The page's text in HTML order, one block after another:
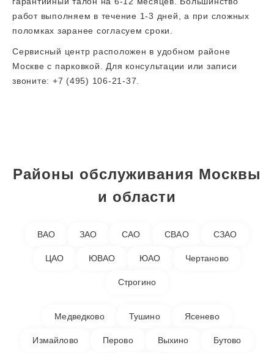
работ выполняем в течение 1-3 дней, а при сложных
поломках заранее согласуем сроки.
Сервисный центр расположен в удобном районе
Москве с парковкой. Для консультации или записи
звоните: +7 (495) 106-21-37.
Районы обслуживания Москвы
и области
ВАО ЗАО САО СВАО СЗАО
ЦАО ЮВАО ЮАО Чертаново
Строгино
Медведково Тушино Ясенево
Измайлово Перово Выхино Бутово